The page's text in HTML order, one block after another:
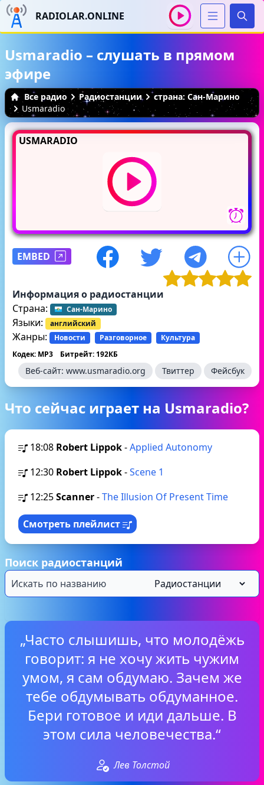
RADIOLAR.ONLINE
Usmaradio – слушать в прямом
эфире
Все радио Радиостанции
страна: Сан-Марино
Usmaradio
USMARADIO
EMBED
Информация о радиостанции
Страна:
Сан-Марино
Языки: английский
Жанры: Новости Разговорное
Культура
Кодек: MP3
Битрейт: 192КБ
Веб-сайт: www.usmaradio.org Твиттер Фейсбук
Что сейчас играет на Usmaradio?
18:08 Robert Lippok-Applied Autonomy
12:30 Robert Lippok-Scene 1
12:25Scanner-The Illusion Of Present Time
Смотреть плейлист
Поиск радиостанций
„Часто слышишь, что молодёжь
говорит: я не хочу жить чужим
умом, я сам обдумаю. Зачем же
тебе обдумывать обдуманное.
Бери готовое и иди дальше. В
этом сила человечества.“
Лев Толстой